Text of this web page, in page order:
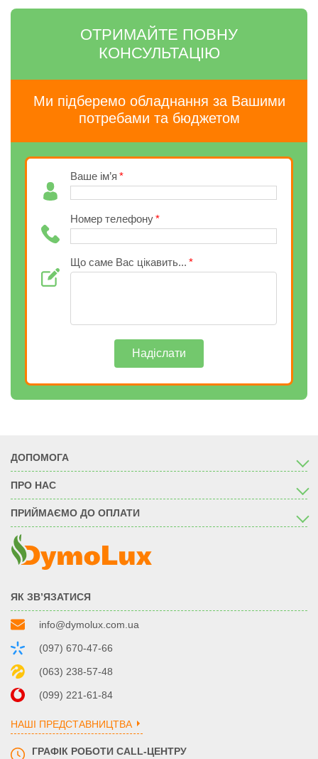
ОТРИМАЙТЕ ПОВНУ
КОНСУЛЬТАЦІЮ
Ми підберемо обладнання за Вашими
потребами та бюджетом
Ваше ім’я
Номер телефону
Що саме Вас цікавить...
Надіслати
ДОПОМОГА
ПРО НАС
ПРИЙМАЄМО ДО ОПЛАТИ
ЯК ЗВ’ЯЗАТИСЯ
info@dymolux.com.ua
(097) 670-47-66
(063) 238-57-48
(099) 221-61-84
НАШІ ПРЕДСТАВНИЦТВА
ГРАФІК РОБОТИ CALL-ЦЕНТРУ